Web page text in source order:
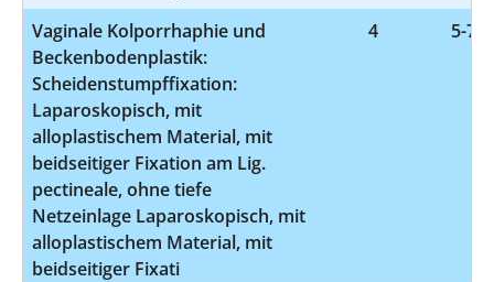
Vaginale Kolporrhaphie und
Beckenbodenplastik:
Scheidenstumpffixation:
Laparoskopisch, mit
alloplastischem Material, mit
beidseitiger Fixation am Lig.
pectineale, ohne tiefe
Netzeinlage Laparoskopisch, mit
alloplastischem Material, mit
beidseitiger Fixati
4 5-